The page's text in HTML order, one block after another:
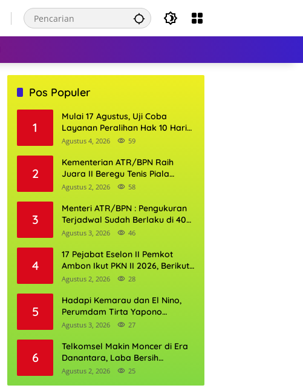
Pos Populer
1
Mulai 17 Agustus, Uji Coba
Layanan Peralihan Hak 10 Hari
di 15 Kantor Pertanahan
Agustus 4, 2026 59
2
Kementerian ATR/BPN Raih
Juara II Beregu Tenis Piala
Gubernur DKI Jakarta 2026
Agustus 2, 2026 58
3
Menteri ATR/BPN : Pengukuran
Terjadwal Sudah Berlaku di 400
Kantor Pertanahan
Agustus 3, 2026 46
4
17 Pejabat Eselon II Pemkot
Ambon Ikut PKN II 2026, Berikut
Daftarnya
Agustus 2, 2026 28
5
Hadapi Kemarau dan El Nino,
Perumdam Tirta Yapono
Perkuat Cadangan Air Ambon
Agustus 3, 2026 27
6
Telkomsel Makin Moncer di Era
Danantara, Laba Bersih
Semester I 2026 Tembus Rp10,4
Agustus 2, 2026 25